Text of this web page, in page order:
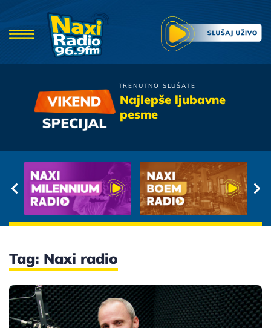
TRENUTNO SLUŠATE
Najlepše ljubavne
pesme
Gibonni
Tag: Naxi radio